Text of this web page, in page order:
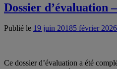
Dossier d’évaluation
Publié le 19 juin 20185 février 2026
Ce dossier d’évaluation a été